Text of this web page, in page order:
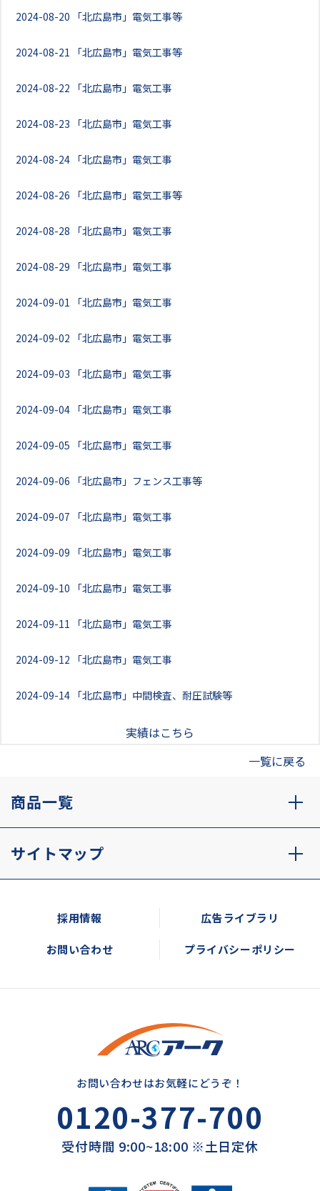
2024-08-20 「北広島市」電気工事等
2024-08-21 「北広島市」電気工事等
2024-08-22 「北広島市」電気工事
2024-08-23 「北広島市」電気工事
2024-08-24 「北広島市」電気工事
2024-08-26 「北広島市」電気工事等
2024-08-28 「北広島市」電気工事
2024-08-29 「北広島市」電気工事
2024-09-01 「北広島市」電気工事
2024-09-02 「北広島市」電気工事
2024-09-03 「北広島市」電気工事
2024-09-04 「北広島市」電気工事
2024-09-05 「北広島市」電気工事
2024-09-06 「北広島市」フェンス工事等
2024-09-07 「北広島市」電気工事
2024-09-09 「北広島市」電気工事
2024-09-10 「北広島市」電気工事
2024-09-11 「北広島市」電気工事
2024-09-12 「北広島市」電気工事
2024-09-14 「北広島市」中間検査、耐圧試験等
実績はこちら
一覧に戻る
商品一覧
サイトマップ
採用情報 広告ライブラリ
お問い合わせ プライバシーポリシー
お問い合わせはお気軽にどうぞ！
0120-377-700
受付時間 9:00~18:00 ※土日定休